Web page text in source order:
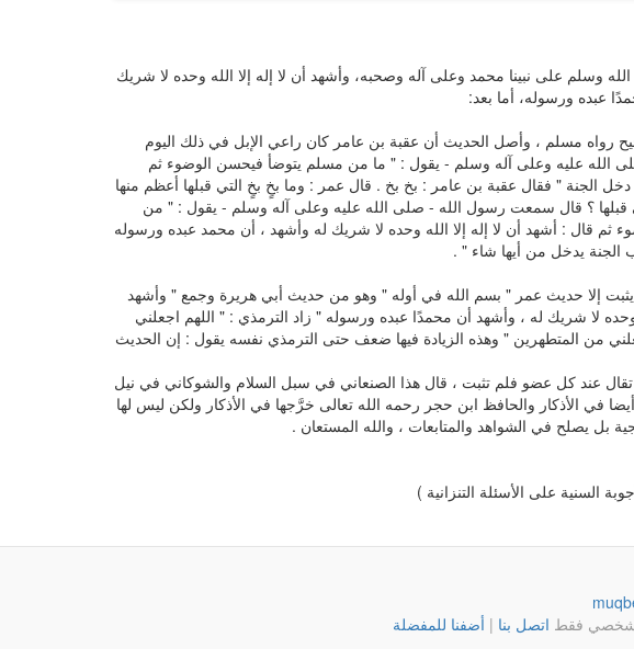
وسلم على نبينا محمد وعلى آله وصحبه، وأشهد أن لا إله إلا الله وحده لا شريك
عبده ورسوله، أما بعد:
رواه مسلم ، وأصل الحديث أن عقبة بن عامر كان راعي الإبل في ذلك اليوم
الله عليه وعلى آله وسلم - يقول : " ما من مسلم يتوضأ فيحسن الوضوء ثم
دخل الجنة " فقال عقبة بن عامر : بخ بخ . قال عمر : وما بخٍ بخٍ التي قبلها أعظم منها
قبلها ؟ قال سمعت رسول الله - صلى الله عليه وعلى آله وسلم - يقول : " من
ثم قال : أشهد أن لا إله إلا الله وحده لا شريك له وأشهد ، أن محمد عبده ورسوله
الجنة يدخل من أيها شاء " .
يثبت إلا حديث عمر " بسم الله في أوله " وهو من حديث أبي هريرة وجمع " وأشهد
وحده لا شريك له ، وأشهد أن محمدًا عبده ورسوله " زاد الترمذي : " اللهم اجعلني
من المتطهرين " وهذه الزيادة فيها ضعف حتى الترمذي نفسه يقول : إن الحديث
تقال عند كل عضو فلم تثبت ، قال هذا الصنعاني في سبل السلام والشوكاني في نيل
أيضا في الأذكار والحافظ ابن حجر رحمه الله تعالى خرَّجها في الأذكار ولكن ليس لها
بل يصلح في الشواهد والمتابعات ، والله المستعان .
السنية على الأسئلة التنزانية )
فقط اتصل بنا | أضفنا للمفضلة